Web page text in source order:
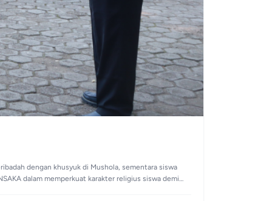
dengan khusyuk di Mushola, sementara siswa
dalam memperkuat karakter religius siswa demi